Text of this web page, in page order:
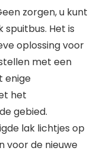
zorgen, u kunt
Het is
oplossing voor
met een
enige
het
gebied.
lak lichtjes op
voor de nieuwe